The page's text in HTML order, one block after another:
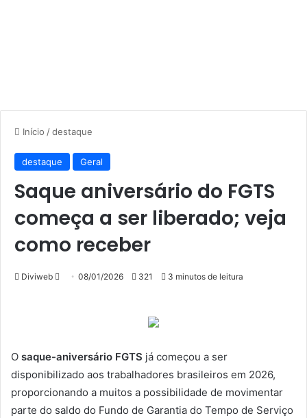
Início /destaque
destaque Geral
Saque aniversário do FGTS
começa a ser liberado; veja
como receber
Diviweb
Mande08/01/2026 321 3 minutos de leitura
O saque-aniversário FGTS já começou a ser
disponibilizado aos trabalhadores brasileiros em 2026,
proporcionando a muitos a possibilidade de movimentar
parte do saldo do Fundo de Garantia do Tempo de Serviço